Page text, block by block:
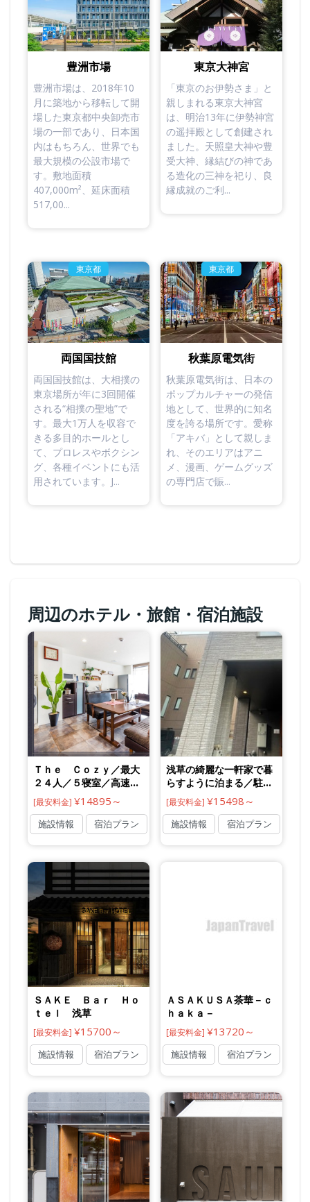
豊洲市場
豊洲市場は、2018年10
月に築地から移転して開
場した東京都中央卸売市
場の一部であり、日本国
内はもちろん、世界でも
最大規模の公設市場で
す。敷地面積
407,000m²、延床面積
517,00...
東京大神宮
「東京のお伊勢さま」と
親しまれる東京大神宮
は、明治13年に伊勢神宮
の遥拝殿として創建され
ました。天照皇大神や豊
受大神、縁結びの神であ
る造化の三神を祀り、良
縁成就のご利...
東京都
両国国技館
両国国技館は、大相撲の
東京場所が年に3回開催
される“相撲の聖地”で
す。最大1万人を収容で
きる多目的ホールとし
て、プロレスやボクシン
グ、各種イベントにも活
用されています。J...
東京都
秋葉原電気街
秋葉原電気街は、日本の
ポップカルチャーの発信
地として、世界的に知名
度を誇る場所です。愛称
「アキバ」として親しま
れ、そのエリアはアニ
メ、漫画、ゲームグッズ
の専門店で賑...
周辺のホテル・旅館・宿泊施設
Ｔｈｅ Ｃｏｚｙ／最大
２４人／５寝室／高速Ｗ
ｉＦｉ／無料自転車／無
【Ｖａｃａｔｉｏｎ Ｓ
ＴＡＹ提供】
[最安料金]¥14895～
施設情報 宿泊プラン
浅草の綺麗な一軒家で暮
らすように泊まる／駐車
場完備（小型のみ／民泊
【Ｖａｃａｔｉｏｎ Ｓ
ＴＡＹ提供】
[最安料金] ¥15498～
施設情報 宿泊プラン
ＳＡＫＥ Ｂａｒ Ｈｏ
ｔｅｌ 浅草
[最安料金]¥15700～
施設情報 宿泊プラン
ＡＳＡＫＵＳＡ茶華－ｃ
ｈａｋａ－
[最安料金] ¥13720～
施設情報 宿泊プラン